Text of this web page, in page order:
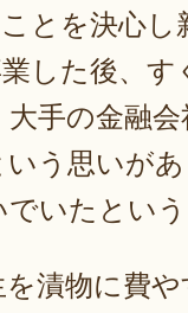
ことを決心し
した後、す
手の金融
う思いが
でいたとい
漬物に費